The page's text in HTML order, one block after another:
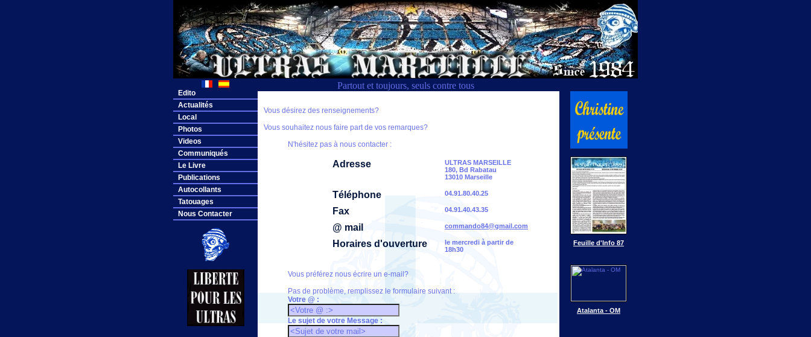
Partout et toujours, seuls contre tous
Edito
Actualités
Local
Photos
Videos
Communiqués
Le Livre
Publications
Autocollants
Tatouages
Nous Contacter
Vous désirez des renseignements?
Vous souhaitez nous faire part de vos remarques?
N'hésitez pas à nous contacter :
Adresse
ULTRAS MARSEILLE
180, Bd Rabatau
13010 Marseille
Téléphone 04.91.80.40.25
Fax 04.91.40.43.35
@ mail commando84@gmail.com
Horaires d'ouverture
le mercredi à partir de
18h30
Vous préférez nous écrire un e-mail?
Pas de problème, remplissez le formulaire suivant :
Votre @ :
Le sujet de votre Message :
Feuille d'Info 87
Atalanta - OM